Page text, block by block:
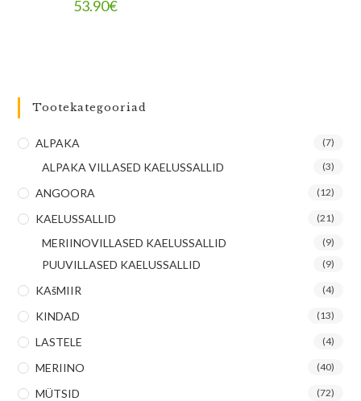
53.90€
Tootekategooriad
ALPAKA (7)
ALPAKA VILLASED KAELUSSALLID (3)
ANGOORA (12)
KAELUSSALLID (21)
MERIINOVILLASED KAELUSSALLID (9)
PUUVILLASED KAELUSSALLID (9)
KAšMIIR (4)
KINDAD (13)
LASTELE (4)
MERIINO (40)
MÜTSID (72)